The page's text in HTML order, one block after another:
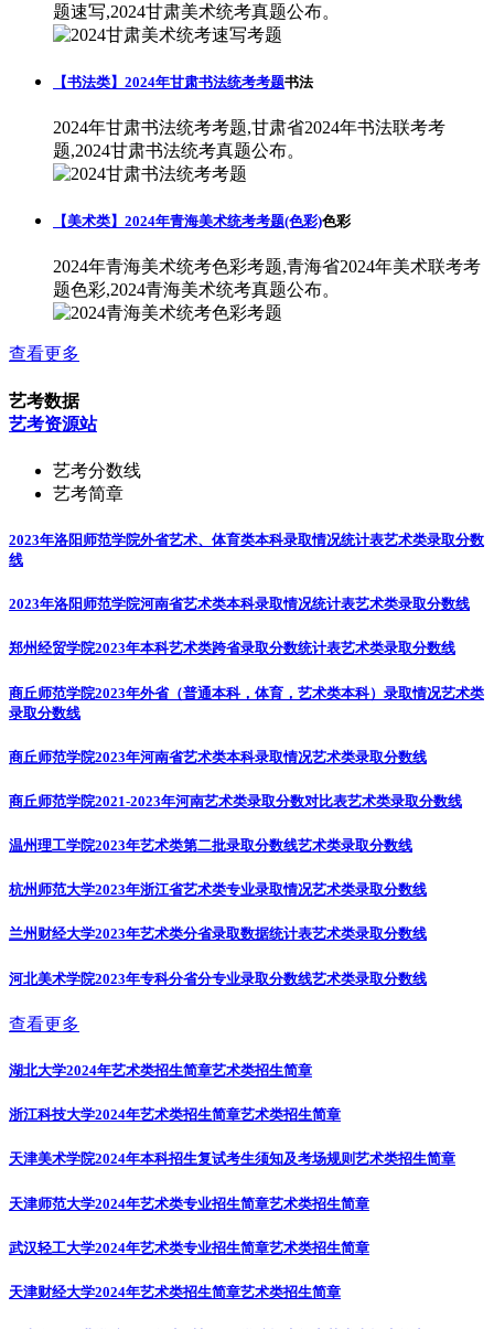
题速写,2024甘肃美术统考真题公布。
【书法类】2024年甘肃书法统考考题书法
2024年甘肃书法统考考题,甘肃省2024年书法联考考
题,2024甘肃书法统考真题公布。
【美术类】2024年青海美术统考考题(色彩)色彩
2024年青海美术统考色彩考题,青海省2024年美术联考考
题色彩,2024青海美术统考真题公布。
查看更多
艺考数据
艺考资源站
艺考分数线
艺考简章
2023年洛阳师范学院外省艺术、体育类本科录取情况统计表艺术类录取分数
线
2023年洛阳师范学院河南省艺术类本科录取情况统计表艺术类录取分数线
郑州经贸学院2023年本科艺术类跨省录取分数统计表艺术类录取分数线
商丘师范学院2023年外省（普通本科，体育，艺术类本科）录取情况艺术类
录取分数线
商丘师范学院2023年河南省艺术类本科录取情况艺术类录取分数线
商丘师范学院2021-2023年河南艺术类录取分数对比表艺术类录取分数线
温州理工学院2023年艺术类第二批录取分数线艺术类录取分数线
杭州师范大学2023年浙江省艺术类专业录取情况艺术类录取分数线
兰州财经大学2023年艺术类分省录取数据统计表艺术类录取分数线
河北美术学院2023年专科分省分专业录取分数线艺术类录取分数线
查看更多
湖北大学2024年艺术类招生简章艺术类招生简章
浙江科技大学2024年艺术类招生简章艺术类招生简章
天津美术学院2024年本科招生复试考生须知及考场规则艺术类招生简章
天津师范大学2024年艺术类专业招生简章艺术类招生简章
武汉轻工大学2024年艺术类专业招生简章艺术类招生简章
天津财经大学2024年艺术类招生简章艺术类招生简章